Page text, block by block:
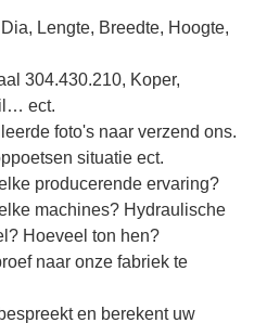
Lengte, Breedte, Hoogte,
304.430.210, Koper,
ect.
foto's naar verzend ons.
situatie ect.
producerende ervaring?
machines? Hydraulische
Hoeveel ton hen?
naar onze fabriek te
en berekent uw